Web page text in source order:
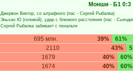
Монши - Б1 0:3
Джервон Виктор, со штрафного (пас - Сергей Рыбалка)
Эньхао Ю (головой), удар с близкого расстояния (пас -
Сергей Рыбалка забивает с пенальти
39%
695 млн. 61%
43%
2110
40%
1679 60%
40%
1674 60%